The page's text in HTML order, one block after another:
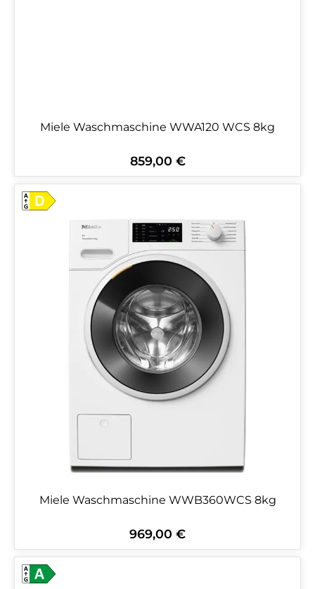
Miele Waschmaschine WWA120 WCS 8kg
Regulärer Preis:
859,00 €
Miele Waschmaschine WWB360WCS 8kg
Regulärer Preis:
969,00 €